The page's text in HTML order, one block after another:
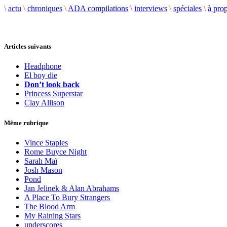
\ actu \ chroniques \ ADA compilations \ interviews \ spéciales \ à
Articles suivants
Headphone
El boy die
Don’t look back
Princess Superstar
Clay Allison
Même rubrique
Vince Staples
Rome Buyce Night
Sarah Maï
Josh Mason
Pond
Jan Jelinek & Alan Abrahams
A Place To Bury Strangers
The Blood Arm
My Raining Stars
underscores